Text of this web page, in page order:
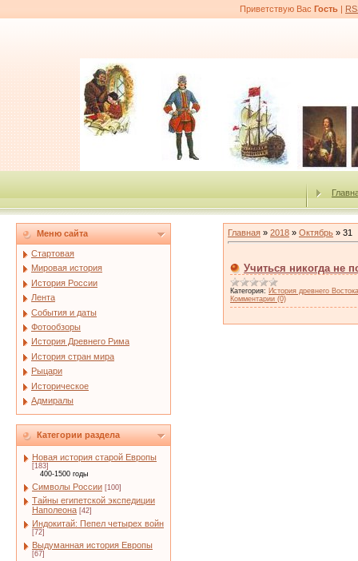
Приветствую Вас Гость |
Меню сайта
Стартовая
Мировая история
История России
Лента
События и даты
Фотообзоры
История Древнего Рима
История стран мира
Рыцари
Историческое
Адмиралы
Категории раздела
Новая история старой Европы
[183]
400-1500 годы
Символы России [100]
Тайны египетской экспедиции
Наполеона [42]
Индокитай: Пепел четырех войн
[72]
Выдуманная история Европы
[67]
Главная » 2018 » Октябрь » 31
Учиться никогда не
Категория: История древнего Востока
Комментарии (0)